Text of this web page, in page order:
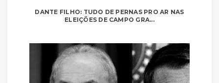
DANTE FILHO: TUDO DE PERNAS PRO AR NAS
ELEIÇÕES DE CAMPO GRA...